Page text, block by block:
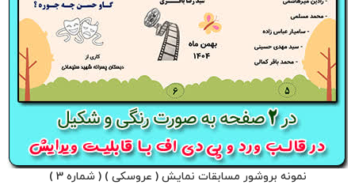
نمونه بروشور مسابقات نمایش ( عروسکی ) ( شماره 3 )